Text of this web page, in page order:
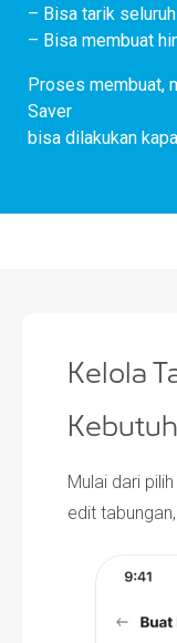
– Bisa tarik
– Bisa membuat
Proses membuat,
Saver
bisa dilakukan
Kelola
Mulai dari
edit